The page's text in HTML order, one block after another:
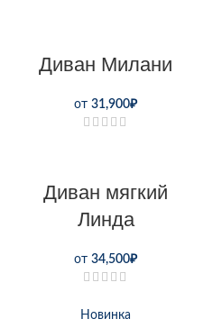
Диван Милани
от 31,900₽
Диван мягкий
Линда
от 34,500₽
Новинка